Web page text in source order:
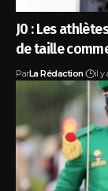
J0 : Les
de taille
ParLa Rédaction il y